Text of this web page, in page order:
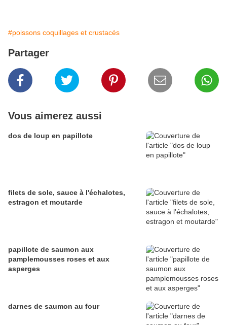
#poissons coquillages et crustacés
Partager
Vous aimerez aussi
dos de loup en papillote
filets de sole, sauce à l'échalotes,
estragon et moutarde
papillote de saumon aux
pamplemousses roses et aux
asperges
darnes de saumon au four